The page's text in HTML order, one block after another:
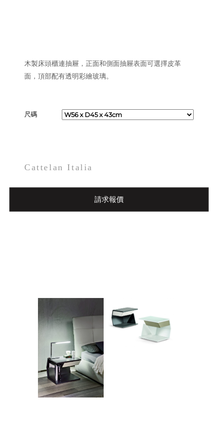
木製床頭櫃連抽屜，正面和側面抽屜表面可選擇皮革
面，頂部配有透明彩繪玻璃。
尺碼
Cattelan Italia